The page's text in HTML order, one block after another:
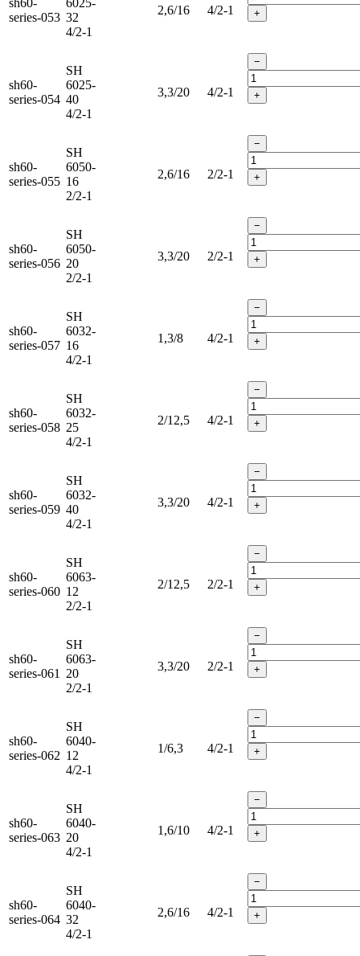
series-053 32
4/2-1
2,6/16 4/2-1 +
sh60-
series-054
SH
6025-
40
4/2-1
3,3/20 4/2-1
−
+
sh60-
series-055
SH
6050-
16
2/2-1
2,6/16 2/2-1
−
+
sh60-
series-056
SH
6050-
20
2/2-1
3,3/20 2/2-1
−
+
sh60-
series-057
SH
6032-
16
4/2-1
1,3/8 4/2-1
−
+
sh60-
series-058
SH
6032-
25
4/2-1
2/12,5 4/2-1
−
+
sh60-
series-059
SH
6032-
40
4/2-1
3,3/20 4/2-1
−
+
sh60-
series-060
SH
6063-
12
2/2-1
2/12,5 2/2-1
−
+
sh60-
series-061
SH
6063-
20
2/2-1
3,3/20 2/2-1
−
+
sh60-
series-062
SH
6040-
12
4/2-1
1/6,3 4/2-1
−
+
sh60-
series-063
SH
6040-
20
4/2-1
1,6/10 4/2-1
−
+
sh60-
series-064
SH
6040-
32
4/2-1
2,6/16 4/2-1
−
+